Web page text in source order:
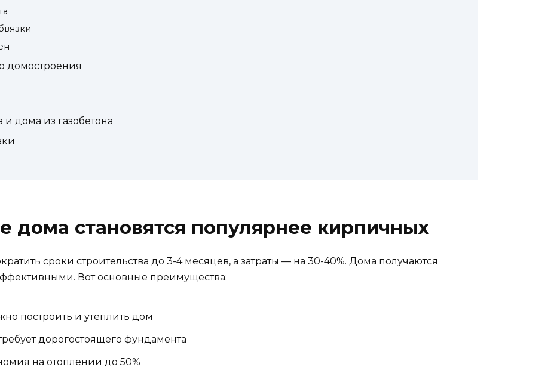
домостроения
дома из газобетона
дома становятся популярнее кирпичных
сроки строительства до 3-4 месяцев, а затраты — на 30-40%. Дома получаются
Вот основные преимущества:
построить и утеплить дом
дорогостоящего фундамента
на отоплении до 50%